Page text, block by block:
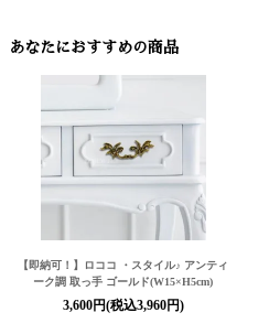
あなたにおすすめの商品
【即納可！】ロココ ・スタイル♪ アンティ
ーク調 取っ手 ゴールド(W15×H5cm)
3,600円(税込3,960円)